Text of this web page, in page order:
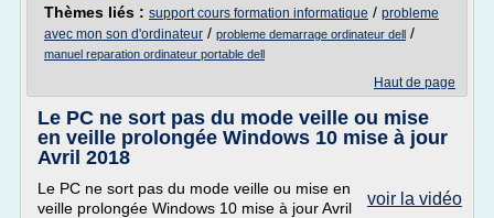
Thèmes liés : support cours formation informatique / probleme
avec mon son d'ordinateur / probleme demarrage ordinateur dell /
manuel reparation ordinateur portable dell
Haut de page
Le PC ne sort pas du mode veille ou mise
en veille prolongée Windows 10 mise à jour
Avril 2018
voir la vidéo
Le PC ne sort pas du mode veille ou mise en
veille prolongée Windows 10 mise à jour Avril